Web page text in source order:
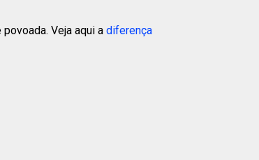
Veja aqui a diferença